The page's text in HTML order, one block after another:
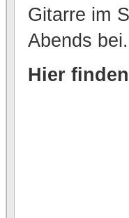
Gitarre im
Abends
Hier